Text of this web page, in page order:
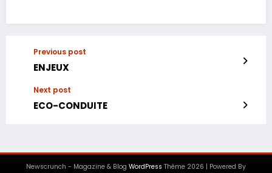
Previous post
ENJEUX
Next post
ECO-CONDUITE
Newscrunch - Magazine & Blog WordPress Thème 2026 | Powered By